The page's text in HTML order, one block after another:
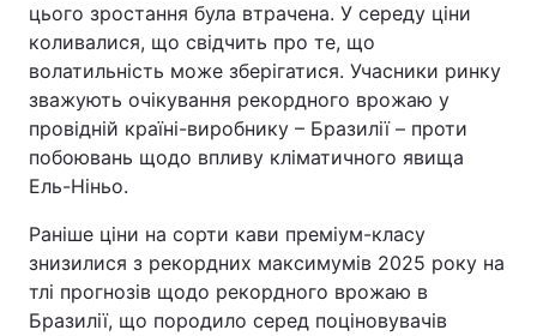
цього зростання була втрачена. У середу ціни
коливалися, що свідчить про те, що
волатильність може зберігатися. Учасники ринку
зважують очікування рекордного врожаю у
провідній країні-виробнику – Бразилії – проти
побоювань щодо впливу кліматичного явища
Ель-Ніньо.
Раніше ціни на сорти кави преміум-класу
знизилися з рекордних максимумів 2025 року на
тлі прогнозів щодо рекордного врожаю в
Бразилії, що породило серед поціновувачів